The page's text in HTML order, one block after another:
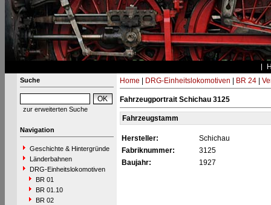
Suche
zur erweiterten Suche
Navigation
Geschichte & Hintergründe
Länderbahnen
DRG-Einheitslokomotiven
BR 01
BR 01.10
BR 02
Home DRG-Einheitslokomotiven BR 24|
Fahrzeugportrait Schichau 3125
Fahrzeugstamm
Hersteller:
Schichau
Fabriknummer:
3125
Baujahr:
1927